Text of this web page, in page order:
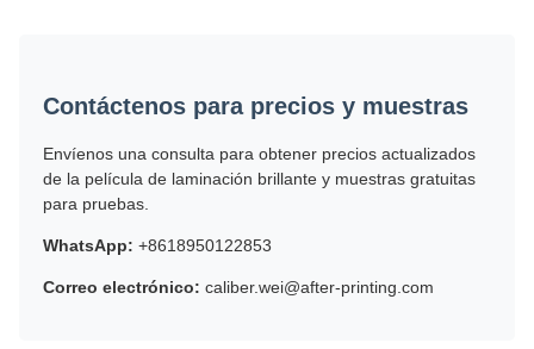
Contáctenos para precios y muestras
Envíenos una consulta para obtener precios actualizados
de la película de laminación brillante y muestras gratuitas
para pruebas.
WhatsApp: +8618950122853
Correo electrónico: caliber.wei@after-printing.com